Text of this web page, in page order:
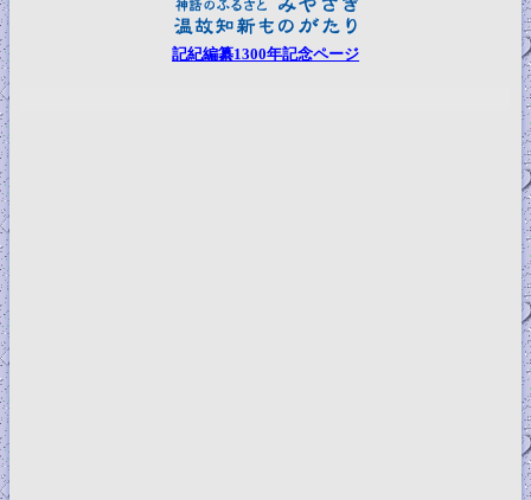
記紀編纂1300年記念ページ